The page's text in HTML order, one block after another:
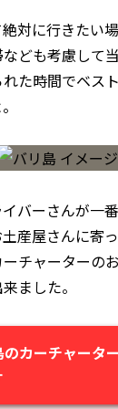
対に行きたい
ども考慮して
た時間でベス
バーさんが一
産屋さんに寄
チャーターの
ました。
のカーチャータ